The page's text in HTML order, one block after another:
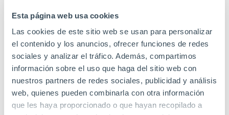
Esta página web usa cookies
Las cookies de este sitio web se usan para personalizar
el contenido y los anuncios, ofrecer funciones de redes
sociales y analizar el tráfico. Además, compartimos
información sobre el uso que haga del sitio web con
nuestros partners de redes sociales, publicidad y análisis
web, quienes pueden combinarla con otra información
que les haya proporcionado o que hayan recopilado a